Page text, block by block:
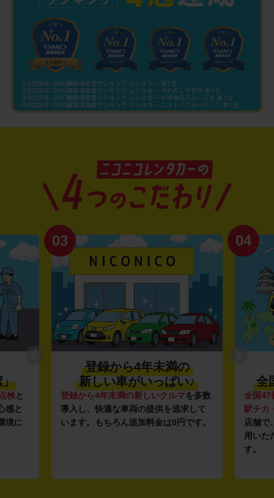
」
検と
感と
境に
03
登録から4年未満の
新しい車がいっぱい♪
登録から4年未満の新しいクルマを多数
導入し、快適な車両の提供を追求して
います。もちろん追加料金は0円です。
04
全
全国47
駅チカ
店舗で
用いた
す。